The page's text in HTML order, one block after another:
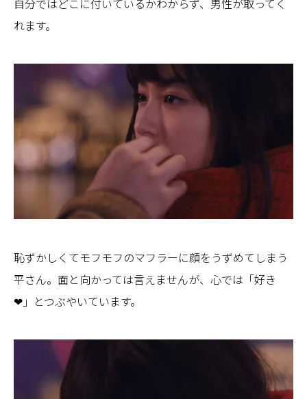
自分ではどこに付いているかわからず、男性が取ってく
れます。
恥ずかしくてモフモフのマフラーに顔をうずめてしまう
平さん。面と向かっては言えませんが、心では「好き
❤」とつぶやいています。